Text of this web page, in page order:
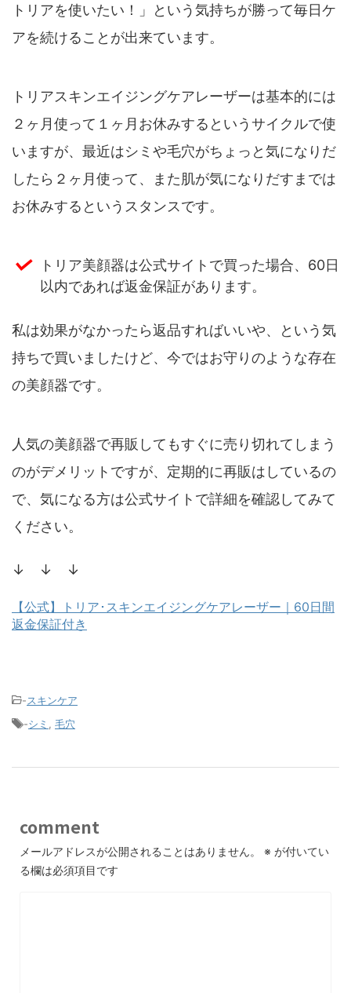
トリアを使いたい！」という気持ちが勝って毎日ケ
アを続けることが出来ています。
トリアスキンエイジングケアレーザーは基本的には
２ヶ月使って１ヶ月お休みするというサイクルで使
いますが、最近はシミや毛穴がちょっと気になりだ
したら２ヶ月使って、また肌が気になりだすまでは
お休みするというスタンスです。
トリア美顔器は公式サイトで買った場合、60日
以内であれば返金保証があります。
私は効果がなかったら返品すればいいや、という気
持ちで買いましたけど、今ではお守りのような存在
の美顔器です。
人気の美顔器で再販してもすぐに売り切れてしまう
のがデメリットですが、定期的に再販はしているの
で、気になる方は公式サイトで詳細を確認してみて
ください。
↓ ↓ ↓
【公式】トリア･スキンエイジングケアレーザー｜60日間
返金保証付き
-スキンケア
-シミ 毛穴
comment
メールアドレスが公開されることはありません。 ※ が付いてい
る欄は必須項目です